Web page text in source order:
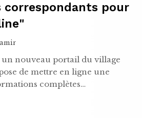
correspondants pour
un nouveau portail du village
de mettre en ligne une
complètes…